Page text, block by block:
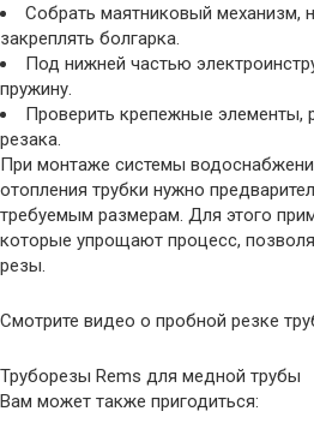
Собрать маятниковый механизм,
закреплять болгарка.
Под нижней частью
пружину.
Проверить крепежные элементы,
резака.
При монтаже системы
отопления трубки нужно
требуемым размерам. Для этого
которые упрощают процесс,
резы.
Смотрите видео о пробной резке
Труборезы Rems для медной трубы
Вам может также пригодиться: